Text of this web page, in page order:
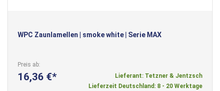
WPC Zaunlamellen | smoke white | Serie MAX
Preis ab
16,36 €
Lieferant: Tetzner & Jentzsch
Lieferzeit Deutschland: 8 - 20 Werktage